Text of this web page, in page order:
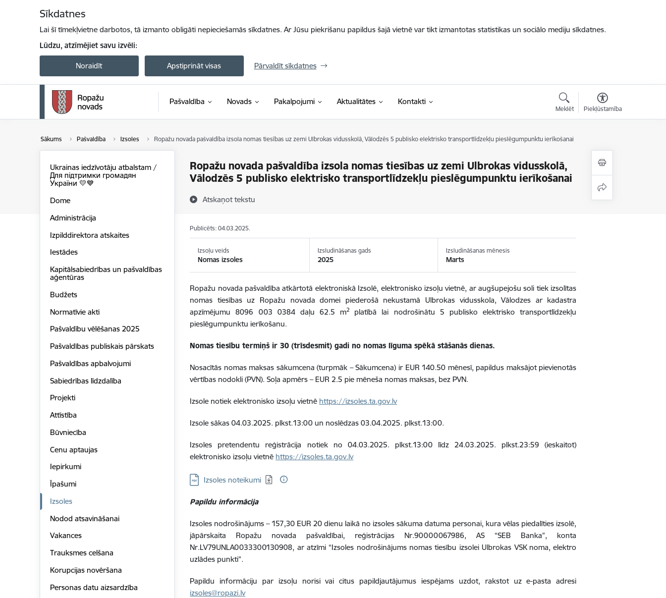
Sīkdatnes
Lai šī tīmekļvietne darbotos, tā izmanto obligāti nepieciešamās sīkdatnes. Ar Jūsu piekrišanu papildus šajā vietnē var tikt izmantotas statistikas un sociālo mediju sīkdatnes.
Lūdzu, atzīmējiet savu izvēli:
Noraidīt Apstiprināt visas Pārvaldīt sīkdatnes
Pašvaldība Novads Pakalpojumi Aktualitātes Kontakti
Meklēt Piekļūstamība
Sākums Pašvaldība Izsoles Ropažu novada pašvaldība izsola nomas tiesības uz zemi Ulbrokas vidusskolā, Vālodzēs 5 publisko elektrisko transportlīdzekļu pieslēgumpunktu ierīkošanai
Ropažu novada pašvaldība izsola nomas tiesības uz zemi Ulbrokas vidusskolā,
Vālodzēs 5 publisko elektrisko transportlīdzekļu pieslēgumpunktu ierīkošanai
Atskaņot tekstu
Ukrainas iedzīvotāju atbalstam /
Для підтримки громадян
України 💛💙
Dome
Administrācija
Izpilddirektora atskaites
Iestādes
Kapitālsabiedrības un pašvaldības
aģentūras
Budžets
Normatīvie akti
Pašvaldību vēlēšanas 2025
Pašvaldības publiskais pārskats
Pašvaldības apbalvojumi
Sabiedrības līdzdalība
Projekti
Attīstība
Būvniecība
Cenu aptaujas
Iepirkumi
Īpašumi
Izsoles
Nodod atsavināšanai
Vakances
Trauksmes celšana
Korupcijas novēršana
Personas datu aizsardzība
Publicēts: 04.03.2025.
Izsoļu veids
Nomas izsoles
Izsludināšanas gads
2025
Izsludināšanas mēnesis
Marts
Ropažu novada pašvaldība atkārtotā elektroniskā Izsolē, elektronisko izsoļu vietnē, ar augšupejošu soli tiek izsolītas
nomas tiesības uz Ropažu novada domei piederošā nekustamā Ulbrokas vidusskola, Vālodzes ar kadastra
apzīmējumu
8096 003 0384 daļu 62.5 m2
platībā lai nodrošinātu 5 publisko elektrisko transportlīdzekļu
pieslēgumpunktu ierīkošanu.
Nomas tiesību termiņš ir 30 (trīsdesmit) gadi no nomas līguma spēkā stāšanās dienas.
Nosacītās nomas maksas sākumcena (turpmāk – Sākumcena) ir EUR 140.50 mēnesī, papildus maksājot pievienotās
vērtības nodokli (PVN). Soļa apmērs – EUR 2.5 pie mēneša nomas maksas, bez PVN.
Izsole notiek elektronisko izsoļu vietnē https://izsoles.ta.gov.lv
Izsole sākas 04.03.2025. plkst.13:00 un noslēdzas 03.04.2025. plkst.13:00.
Izsoles pretendentu reģistrācija notiek no 04.03.2025. plkst.13:00 līdz 24.03.2025. plkst.23:59 (ieskaitot)
elektronisko izsoļu vietnē https://izsoles.ta.gov.lv
Lejupielādēt:
Izsoles noteikumi
Papildu informācija
Izsoles nodrošinājums – 157,30 EUR 20 dienu laikā no izsoles sākuma datuma personai, kura vēlas piedalīties izsolē,
jāpārskaita Ropažu novada pašvaldībai, reģistrācijas Nr.90000067986, AS “SEB Banka”, konta
Nr.LV79UNLA0033300130908, ar atzīmi “Izsoles nodrošinājums nomas tiesību izsolei Ulbrokas VSK noma, elektro
uzlādes punkti”.
Papildu informāciju par izsoļu norisi vai citus papildjautājumus iespējams uzdot, rakstot uz e-pasta adresi
izsoles@ropazi.lv